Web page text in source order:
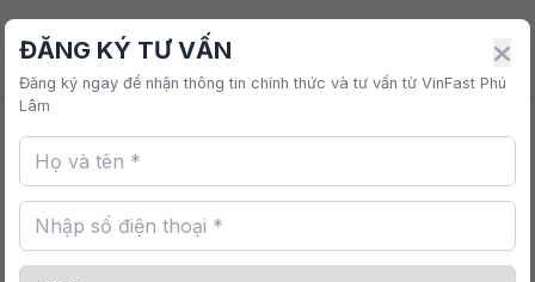
VINFAST PHÚ LÂM
Trang chủ
ĐĂNG KÝ TƯ VẤN
Đăng ký ngay để nhận thông tin chính thức và tư vấn từ VinFast Phú
Lâm